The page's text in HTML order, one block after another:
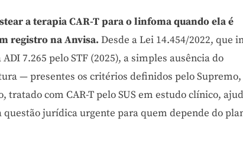
a terapia CAR-T para o linfoma quando ela é
registro na Anvisa. Desde a Lei 14.454/2022, que
7.265 pelo STF (2025), a simples ausência do
— presentes os critérios definidos pelo Supremo,
com CAR-T pelo SUS em estudo clínico,
jurídica urgente para quem depende do